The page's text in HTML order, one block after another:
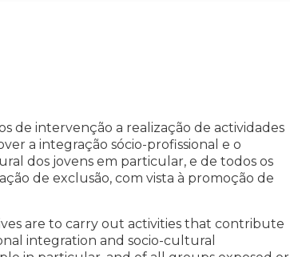
de intervenção a realização de actividades
a integração sócio-profissional e o
dos jovens em particular, e de todos os
de exclusão, com vista à promoção de
are to carry out activities that contribute
integration and socio-cultural